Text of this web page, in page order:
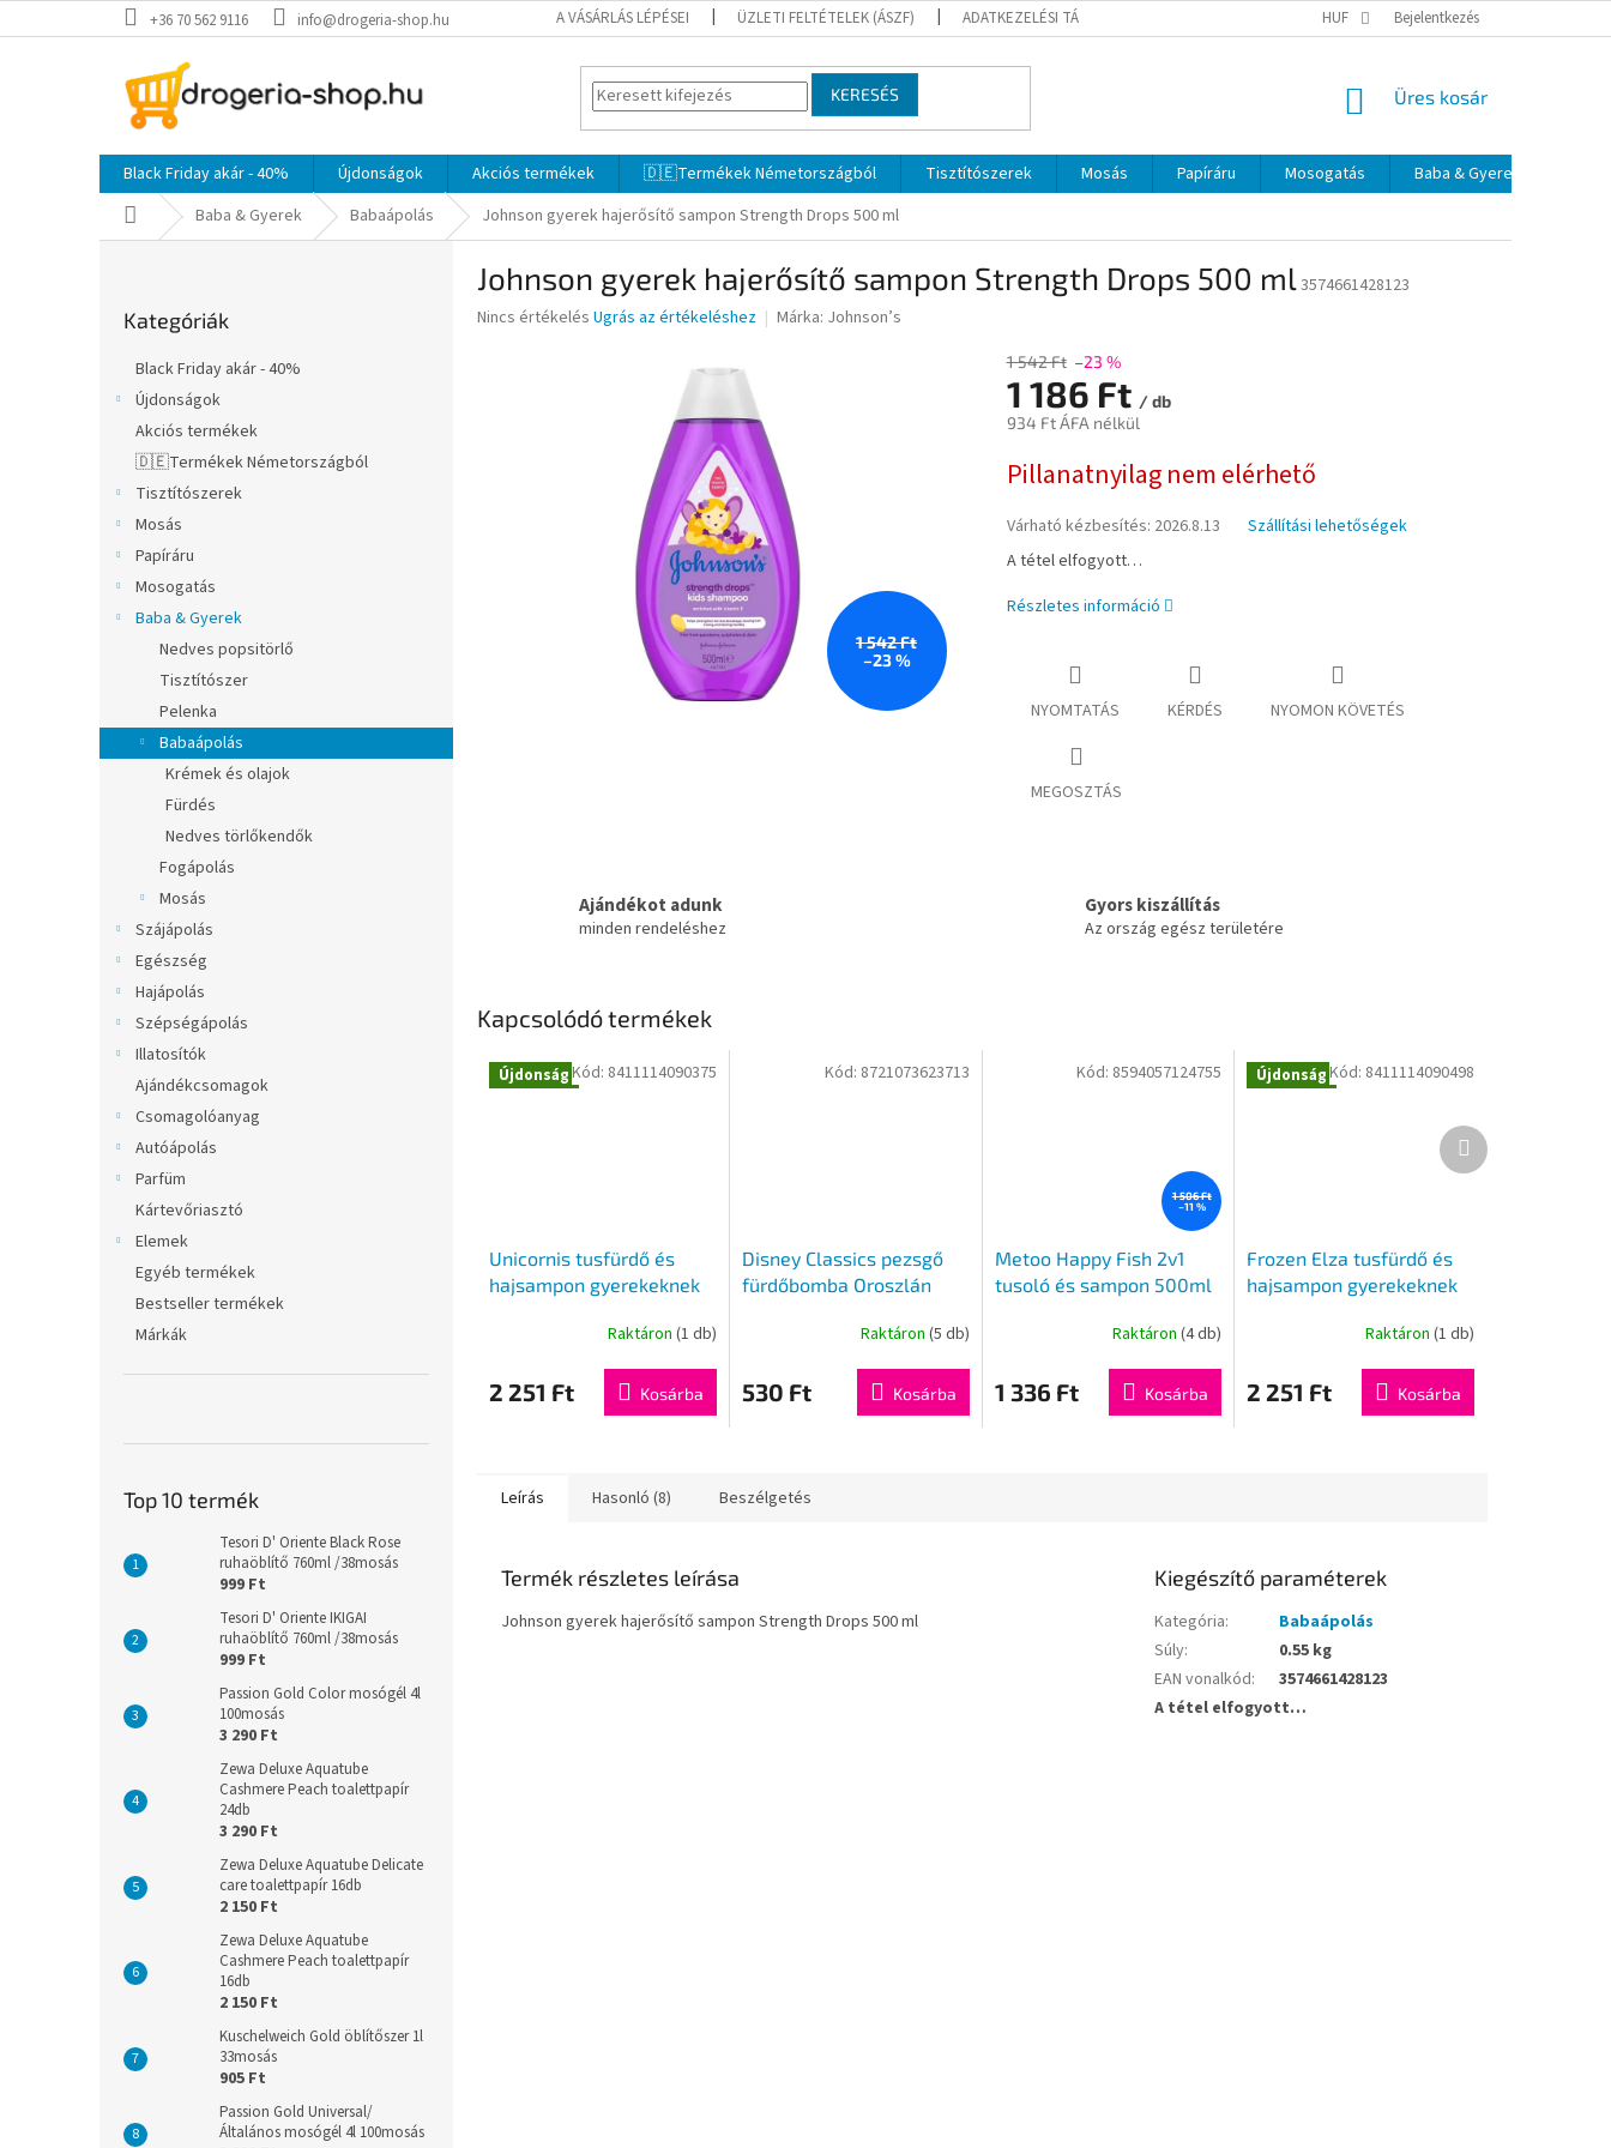
a
+36 70 562 9116 info@drogeria-shop.hu A VÁSÁRLÁS LÉPÉSEI ÜZLETI FELTÉTELEK (ÁSZF) ADATKEZELÉSI TÁJÉKOZTATÓ HUF Bejelentkezés
KERESÉS KOSÁR
Üres kosár
Black Friday akár - 40% Újdonságok Akciós termékek 🇩🇪Termékek Németországból Tisztítószerek Mosás Papíráru Mosogatás Baba & Gyerek
KezdőlapBaba & Gyerek Babaápolás Johnson gyerek hajerősítő sampon Strength Drops 500 ml
átugrása
Kategóriák
Black Friday akár - 40%
Újdonságok
Akciós termékek
🇩🇪Termékek Németországból
Tisztítószerek
Mosás
Papíráru
Mosogatás
Baba & Gyerek
Nedves popsitörlő
Tisztítószer
Pelenka
Babaápolás
Krémek és olajok
Fürdés
Nedves törlőkendők
Fogápolás
Mosás
Szájápolás
Egészség
Hajápolás
Szépségápolás
Illatosítók
Ajándékcsomagok
Csomagolóanyag
Autóápolás
Parfüm
Kártevőriasztó
Elemek
Egyéb termékek
Bestseller termékek
Márkák
Top 10 termék
Tesori D' Oriente Black Rose
ruhaöblítő 760ml /38mosás
999 Ft
Tesori D' Oriente IKIGAI
ruhaöblítő 760ml /38mosás
999 Ft
Passion Gold Color mosógél 4l
100mosás
3 290 Ft
Zewa Deluxe Aquatube
Cashmere Peach toalettpapír
24db
3 290 Ft
Zewa Deluxe Aquatube Delicate
care toalettpapír 16db
2 150 Ft
Zewa Deluxe Aquatube
Cashmere Peach toalettpapír
16db
2 150 Ft
Kuschelweich Gold öblítőszer 1l
33mosás
905 Ft
Passion Gold Universal/
Általános mosógél 4l 100mosás
Johnson gyerek hajerősítő sampon Strength Drops 500 ml3574661428123
A
Nincs értékelés Ugrás az értékeléshez Márka: Johnson’s
1 542 Ft
–23 %
1 542 Ft –23 %
1 186 Ft / db
934 Ft ÁFA nélkül
Pillanatnyilag nem elérhető
Várható kézbesítés: 2026.8.13
Szállítási lehetőségek
A tétel elfogyott…
Részletes információ
NYOMTATÁS KÉRDÉS NYOMON KÖVETÉS
MEGOSZTÁS
Ajándékot adunk
minden rendeléshez
Gyors kiszállítás
Az ország egész területére
Kapcsolódó termékek
Újdonság
Unicornis tusfürdő és
hajsampon gyerekeknek
Raktáron (1 db)
2 251 Ft Kosárba
Kód: 8411114090375
Disney Classics pezsgő
fürdőbomba Oroszlán
Raktáron (5 db)
530 Ft Kosárba
Kód: 8721073623713
1 506 Ft
–11 %
Metoo Happy Fish 2v1
tusoló és sampon 500ml
Raktáron(4 db)
1 336 Ft Kosárba
Kód: 8594057124755 Újdonság
Frozen Elza tusfürdő és
hajsampon gyerekeknek
Raktáron (1 db)
2 251 Ft Kosárba
Kód: 8411114090498
Következő
termék
Leírás Hasonló (8) Beszélgetés
Termék részletes leírása
Johnson gyerek hajerősítő sampon Strength Drops 500 ml
Kiegészítő paraméterek
Kategória:
Babaápolás
Súly:
0.55 kg
EAN vonalkód:
3574661428123
A tétel elfogyott…